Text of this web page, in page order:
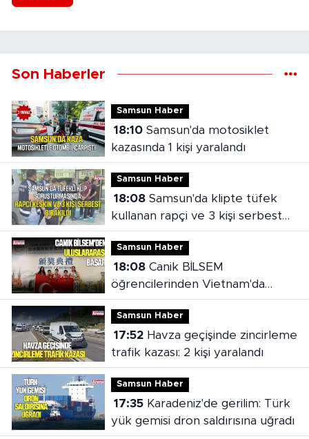
Son Haberler
Samsun Haber
18:10Samsun'da motosiklet
kazasında 1 kişi yaralandı
Samsun Haber
18:08Samsun'da klipte tüfek
kullanan rapçi ve 3 kişi serbest
bırakıldı
Samsun Haber
18:08Canik BİLSEM
öğrencilerinden Vietnam'da
madalya başarısı
Samsun Haber
17:52Havza geçişinde zincirleme
trafik kazası: 2 kişi yaralandı
Samsun Haber
17:35Karadeniz'de gerilim: Türk
yük gemisi dron saldırısına uğradı